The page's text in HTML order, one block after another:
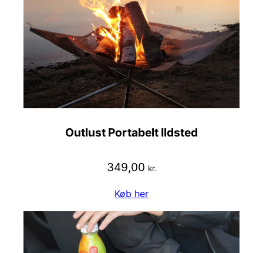
Outlust Portabelt Ildsted
349,00 kr.
Køb her